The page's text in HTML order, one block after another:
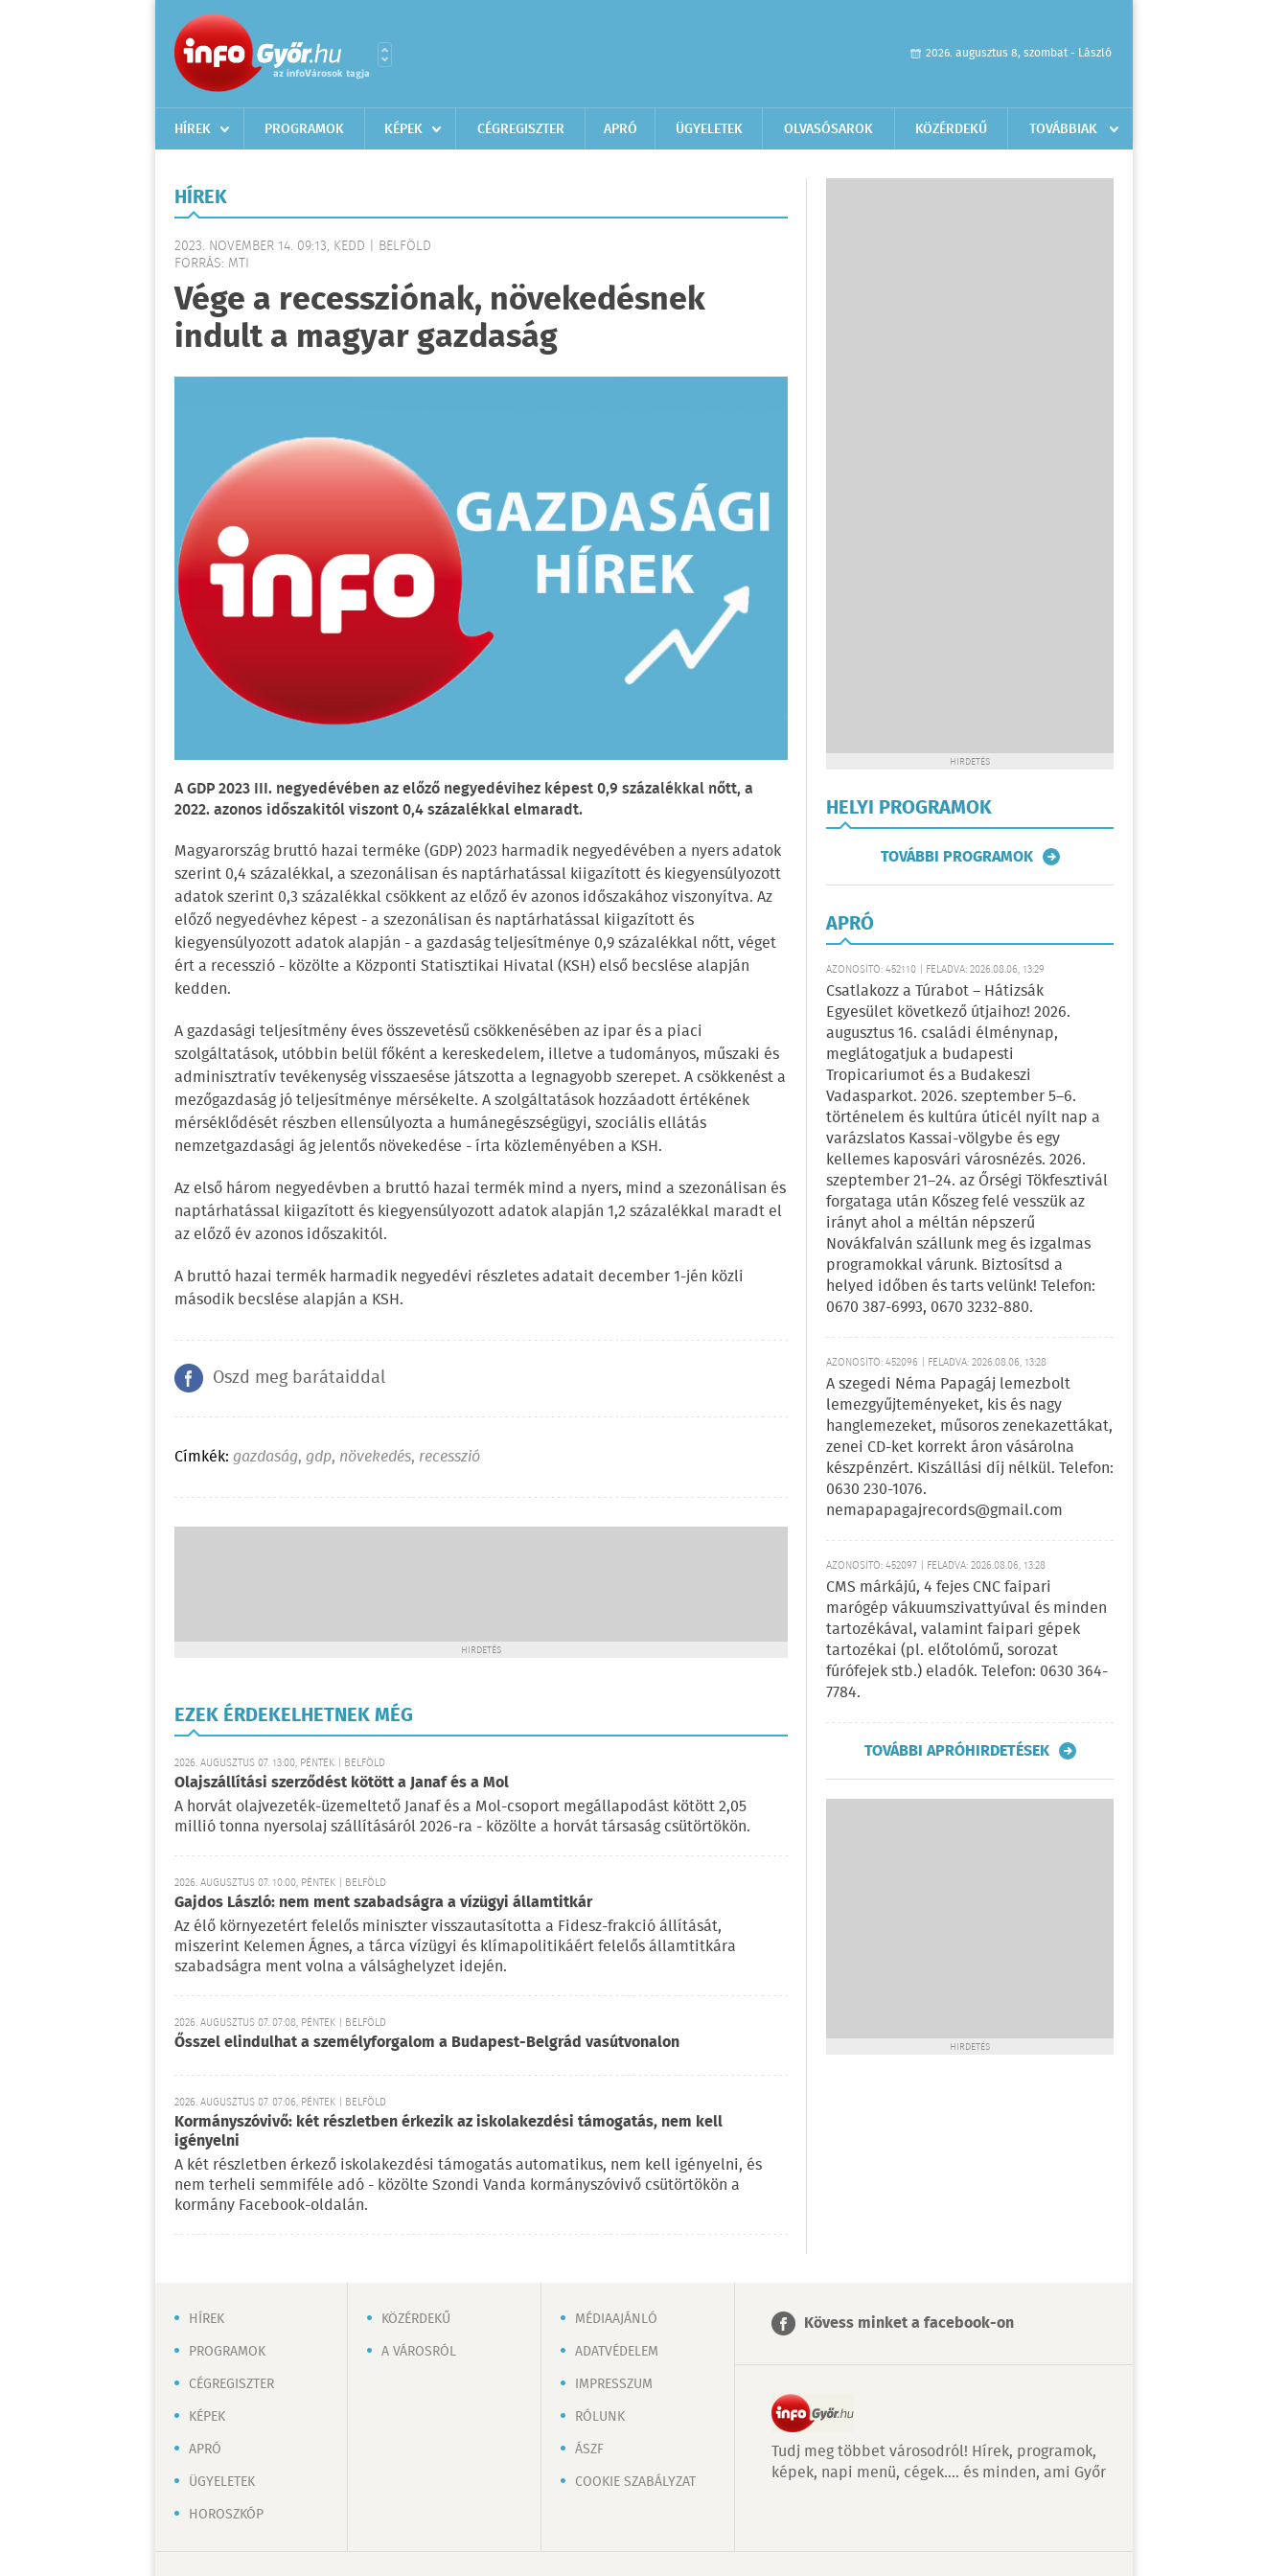
2026. augusztus 8, szombat - László
HÍREK PROGRAMOK KÉPEK CÉGREGISZTER APRÓ ÜGYELETEK OLVASÓSAROK KÖZÉRDEKŰ TOVÁBBIAK
HÍREK
2023. NOVEMBER 14. 09:13, KEDD | BELFÖLD
FORRÁS: MTI
Vége a recessziónak, növekedésnek
indult a magyar gazdaság
A GDP 2023 III. negyedévében az előző negyedévihez képest 0,9 százalékkal nőtt, a
2022. azonos időszakitól viszont 0,4 százalékkal elmaradt.
Magyarország bruttó hazai terméke (GDP) 2023 harmadik negyedévében a nyers adatok
szerint 0,4 százalékkal, a szezonálisan és naptárhatással kiigazított és kiegyensúlyozott
adatok szerint 0,3 százalékkal csökkent az előző év azonos időszakához viszonyítva. Az
előző negyedévhez képest - a szezonálisan és naptárhatással kiigazított és
kiegyensúlyozott adatok alapján - a gazdaság teljesítménye 0,9 százalékkal nőtt, véget
ért a recesszió - közölte a Központi Statisztikai Hivatal (KSH) első becslése alapján
kedden.
A gazdasági teljesítmény éves összevetésű csökkenésében az ipar és a piaci
szolgáltatások, utóbbin belül főként a kereskedelem, illetve a tudományos, műszaki és
adminisztratív tevékenység visszaesése játszotta a legnagyobb szerepet. A csökkenést a
mezőgazdaság jó teljesítménye mérsékelte. A szolgáltatások hozzáadott értékének
mérséklődését részben ellensúlyozta a humánegészségügyi, szociális ellátás
nemzetgazdasági ág jelentős növekedése - írta közleményében a KSH.
Az első három negyedévben a bruttó hazai termék mind a nyers, mind a szezonálisan és
naptárhatással kiigazított és kiegyensúlyozott adatok alapján 1,2 százalékkal maradt el
az előző év azonos időszakitól.
A bruttó hazai termék harmadik negyedévi részletes adatait december 1-jén közli
második becslése alapján a KSH.
Oszd meg barátaiddal
Címkék: gazdaság, gdp, növekedés, recesszió
HIRDETÉS
EZEK ÉRDEKELHETNEK MÉG
2026. AUGUSZTUS 07. 13:00, PÉNTEK | BELFÖLD
Olajszállítási szerződést kötött a Janaf és a Mol
A horvát olajvezeték-üzemeltető Janaf és a Mol-csoport megállapodást kötött 2,05
millió tonna nyersolaj szállításáról 2026-ra - közölte a horvát társaság csütörtökön.
2026. AUGUSZTUS 07. 10:00, PÉNTEK | BELFÖLD
Gajdos László: nem ment szabadságra a vízügyi államtitkár
Az élő környezetért felelős miniszter visszautasította a Fidesz-frakció állítását,
miszerint Kelemen Ágnes, a tárca vízügyi és klímapolitikáért felelős államtitkára
szabadságra ment volna a válsághelyzet idején.
2026. AUGUSZTUS 07. 07:08, PÉNTEK | BELFÖLD
Ősszel elindulhat a személyforgalom a Budapest-Belgrád vasútvonalon
2026. AUGUSZTUS 07. 07:06, PÉNTEK | BELFÖLD
Kormányszóvivő: két részletben érkezik az iskolakezdési támogatás, nem kell
igényelni
A két részletben érkező iskolakezdési támogatás automatikus, nem kell igényelni, és
nem terheli semmiféle adó - közölte Szondi Vanda kormányszóvivő csütörtökön a
kormány Facebook-oldalán.
HIRDETÉS
HELYI PROGRAMOK
TOVÁBBI PROGRAMOK
APRÓ
AZONOSÍTÓ: 452110 | FELADVA: 2026.08.06, 13:29
Csatlakozz a Túrabot – Hátizsák
Egyesület következő útjaihoz! 2026.
augusztus 16. családi élménynap,
meglátogatjuk a budapesti
Tropicariumot és a Budakeszi
Vadasparkot. 2026. szeptember 5–6.
történelem és kultúra úticél nyílt nap a
varázslatos Kassai-völgybe és egy
kellemes kaposvári városnézés. 2026.
szeptember 21–24. az Őrségi Tökfesztivál
forgataga után Kőszeg felé vesszük az
irányt ahol a méltán népszerű
Novákfalván szállunk meg és izgalmas
programokkal várunk. Biztosítsd a
helyed időben és tarts velünk! Telefon:
0670 387-6993, 0670 3232-880.
AZONOSÍTÓ: 452096 | FELADVA: 2026.08.06, 13:28
A szegedi Néma Papagáj lemezbolt
lemezgyűjteményeket, kis és nagy
hanglemezeket, műsoros zenekazettákat,
zenei CD-ket korrekt áron vásárolna
készpénzért. Kiszállási díj nélkül. Telefon:
0630 230-1076.
nemapapagajrecords@gmail.com
AZONOSÍTÓ: 452097 | FELADVA: 2026.08.06, 13:28
CMS márkájú, 4 fejes CNC faipari
marógép vákuumszivattyúval és minden
tartozékával, valamint faipari gépek
tartozékai (pl. előtolómű, sorozat
fúrófejek stb.) eladók. Telefon: 0630 364-
7784.
TOVÁBBI APRÓHIRDETÉSEK
HIRDETÉS
HÍREK
PROGRAMOK
CÉGREGISZTER
KÉPEK
APRÓ
ÜGYELETEK
HOROSZKÓP
KÖZÉRDEKŰ
A VÁROSRÓL
MÉDIAAJÁNLÓ
ADATVÉDELEM
IMPRESSZUM
RÓLUNK
ÁSZF
COOKIE SZABÁLYZAT
Kövess minket a facebook-on
Tudj meg többet városodról! Hírek, programok,
képek, napi menü, cégek…. és minden, ami Győr